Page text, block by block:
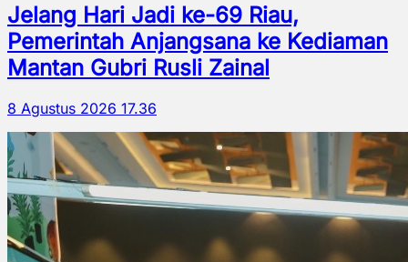
Jelang Hari Jadi ke-69 Riau,
Pemerintah Anjangsana ke Kediaman
Mantan Gubri Rusli Zainal
8 Agustus 2026 17.36